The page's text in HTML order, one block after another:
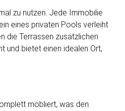
zu nutzen. Jede Immobilie
eines privaten Pools verleiht
die Terrassen zusätzlichen
und bietet einen idealen Ort,
möbliert, was den